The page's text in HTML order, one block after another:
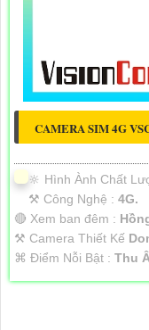
CAMERA SIM 4G
🔆 Hình Ành Chất
⚒ Công Nghệ : 4G.
🔴 Xem ban đêm :
⚒ Camera Thiết Kế
️⌘ Điểm Nỗi Bật : Thu